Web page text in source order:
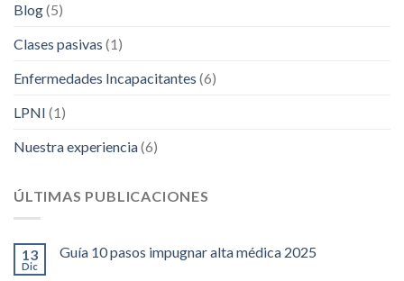
Blog(5)
Clases pasivas (1)
Enfermedades Incapacitantes (6)
LPNI (1)
Nuestra experiencia(6)
ÚLTIMAS PUBLICACIONES
13
Dic
Guía 10 pasos impugnar alta médica 2025